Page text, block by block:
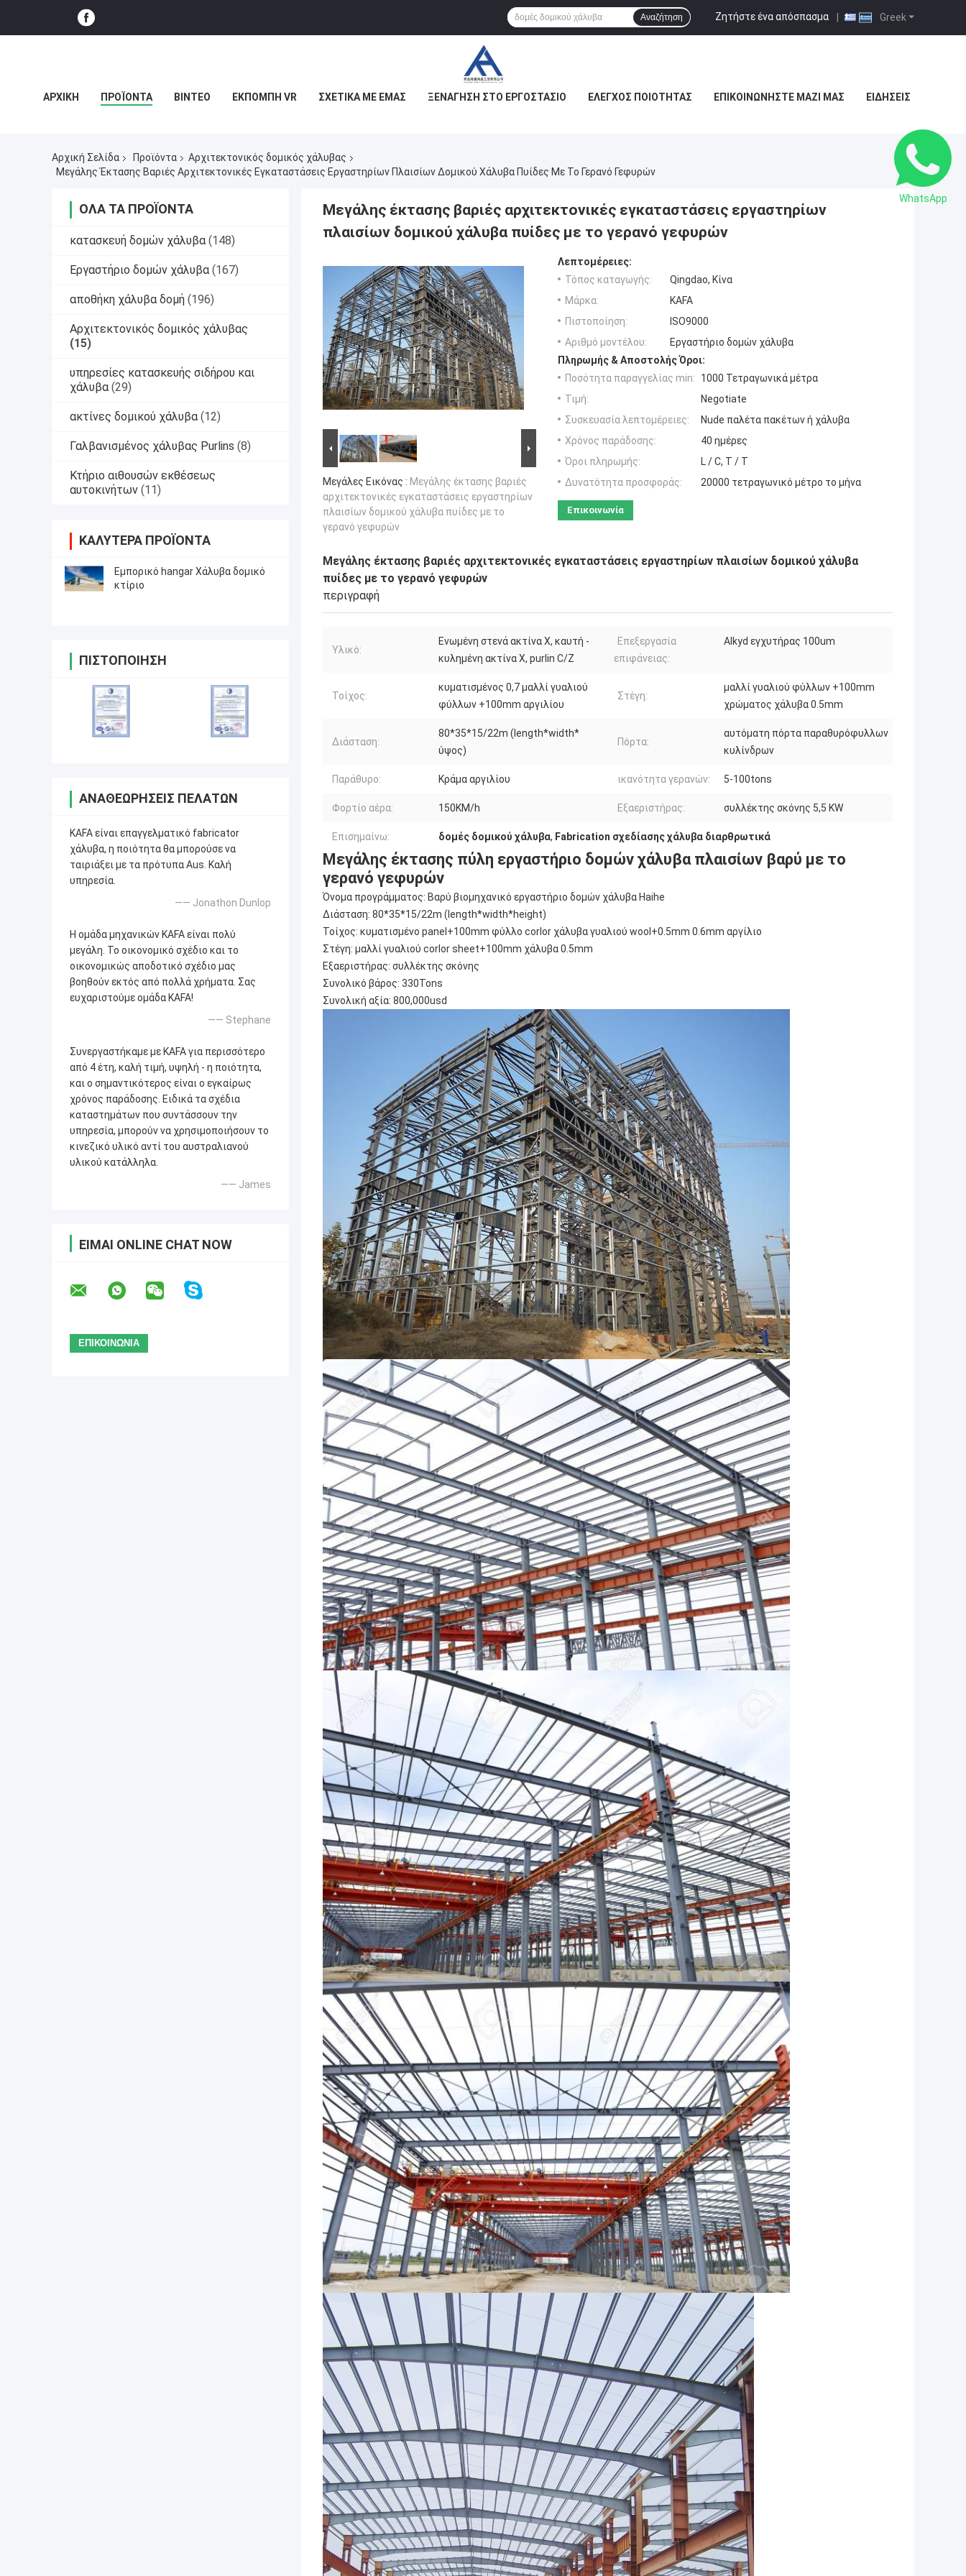
Greek
Ζητήστε ένα απόσπασμα |
Αναζήτηση
ΑΡΧΙΚΉ ΠΡΟΪΌΝΤΑ ΒΊΝΤΕΟ ΕΚΠΟΜΠΉ VR ΣΧΕΤΙΚΆ ΜΕ ΕΜΆΣ ΞΕΝΆΓΗΣΗ ΣΤΟ ΕΡΓΟΣΤΆΣΙΟ ΈΛΕΓΧΟΣ ΠΟΙΌΤΗΤΑΣ ΕΠΙΚΟΙΝΩΝΉΣΤΕ ΜΑΖΊ ΜΑΣ ΕΙΔΉΣΕΙΣ
Αρχική Σελίδα Προϊόντα
Αρχιτεκτονικός δομικός χάλυβας
Μεγάλης Έκτασης Βαριές Αρχιτεκτονικές Εγκαταστάσεις Εργαστηρίων Πλαισίων Δομικού Χάλυβα Πυίδες Με Το Γερανό Γεφυρών
ΌΛΑ ΤΑ ΠΡΟΪΌΝΤΑ
κατασκευή δομών χάλυβα (148)
Εργαστήριο δομών χάλυβα (167)
αποθήκη χάλυβα δομή (196)
Αρχιτεκτονικός δομικός χάλυβας
(15)
υπηρεσίες κατασκευής σιδήρου και
χάλυβα (29)
ακτίνες δομικού χάλυβα (12)
Γαλβανισμένος χάλυβας Purlins (8)
Κτήριο αιθουσών εκθέσεως
αυτοκινήτων (11)
ΚΑΛΎΤΕΡΑ ΠΡΟΪΌΝΤΑ
Εμπορικό hangar Χάλυβα δομικό
κτίριο
ΠΙΣΤΟΠΟΊΗΣΗ
ΑΝΑΘΕΩΡΉΣΕΙΣ ΠΕΛΑΤΏΝ
KAFA είναι επαγγελματικό fabricator
χάλυβα, η ποιότητα θα μπορούσε να
ταιριάξει με τα πρότυπα Aus. Καλή
υπηρεσία.
—— Jonathon Dunlop
Η ομάδα μηχανικών KAFA είναι πολύ
μεγάλη. Το οικονομικό σχέδιο και το
οικονομικώς αποδοτικό σχέδιο μας
βοηθούν εκτός από πολλά χρήματα. Σας
ευχαριστούμε ομάδα KAFA!
—— Stephane
Συνεργαστήκαμε με KAFA για περισσότερο
από 4 έτη, καλή τιμή, υψηλή - η ποιότητα,
και ο σημαντικότερος είναι ο εγκαίρως
χρόνος παράδοσης. Ειδικά τα σχέδια
καταστημάτων που συντάσσουν την
υπηρεσία, μπορούν να χρησιμοποιήσουν το
κινεζικό υλικό αντί του αυστραλιανού
υλικού κατάλληλα.
—— James
ΕΊΜΑΙ ONLINE CHAT NOW
Μεγάλης έκτασης βαριές αρχιτεκτονικές εγκαταστάσεις εργαστηρίων
πλαισίων δομικού χάλυβα πυίδες με το γερανό γεφυρών
Μεγάλες Εικόνας : Μεγάλης έκτασης βαριές
αρχιτεκτονικές εγκαταστάσεις εργαστηρίων
πλαισίων δομικού χάλυβα πυίδες με το
γερανό γεφυρών
Λεπτομέρειες:
Τόπος καταγωγής:
Qingdao, Κίνα
Μάρκα:
KAFA
Πιστοποίηση:
ISO9000
Αριθμό μοντέλου:
Εργαστήριο δομών χάλυβα
Πληρωμής & Αποστολής Όροι:
Ποσότητα παραγγελίας min:
1000 Τετραγωνικά μέτρα
Τιμή:
Negotiate
Συσκευασία λεπτομέρειες:
Nude παλέτα πακέτων ή χάλυβα
Χρόνος παράδοσης:
40 ημέρες
Όροι πληρωμής:
L / C, T / T
Δυνατότητα προσφοράς:
20000 τετραγωνικό μέτρο το μήνα
Επικοινωνία
Μεγάλης έκτασης βαριές αρχιτεκτονικές εγκαταστάσεις εργαστηρίων πλαισίων δομικού χάλυβα
πυίδες με το γερανό γεφυρών
περιγραφή
Υλικό:
Ενωμένη στενά ακτίνα Χ, καυτή -
κυλημένη ακτίνα Χ, purlin C/Z
Επεξεργασία
επιφάνειας:
Alkyd εγχυτήρας 100um
Τοίχος:
κυματισμένος 0,7 μαλλί γυαλιού
φύλλων +100mm αργιλίου
Στέγη:
μαλλί γυαλιού φύλλων +100mm
χρώματος χάλυβα 0.5mm
Διάσταση:
80*35*15/22m (length*width*
ύψος)
Πόρτα:
αυτόματη πόρτα παραθυρόφυλλων
κυλίνδρων
Παράθυρο: Κράμα αργιλίου ικανότητα γερανών: 5-100tons
Φορτίο αέρα: 150KM/h Εξαεριστήρας: συλλέκτης σκόνης 5,5 KW
Επισημαίνω: δομές δομικού χάλυβα, Fabrication σχεδίασης χάλυβα διαρθρωτικά
Μεγάλης έκτασης πύλη εργαστήριο δομών χάλυβα πλαισίων βαρύ με το
γερανό γεφυρών
Όνομα προγράμματος: Βαρύ βιομηχανικό εργαστήριο δομών χάλυβα Haihe
Διάσταση: 80*35*15/22m (length*width*height)
Τοίχος: κυματισμένο panel+100mm φύλλο corlor χάλυβα γυαλιού wool+0.5mm 0.6mm αργίλιο
Στέγη: μαλλί γυαλιού corlor sheet+100mm χάλυβα 0.5mm
Εξαεριστήρας: συλλέκτης σκόνης
Συνολικό βάρος: 330Tons
Συνολική αξία: 800,000usd
WhatsApp